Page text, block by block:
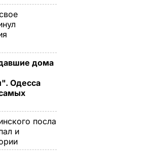
дома
Одесса
посла
и